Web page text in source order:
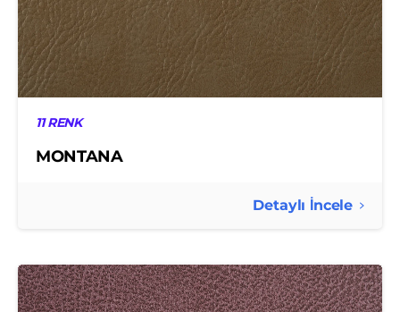
11 RENK
MONTANA
Detaylı İncele